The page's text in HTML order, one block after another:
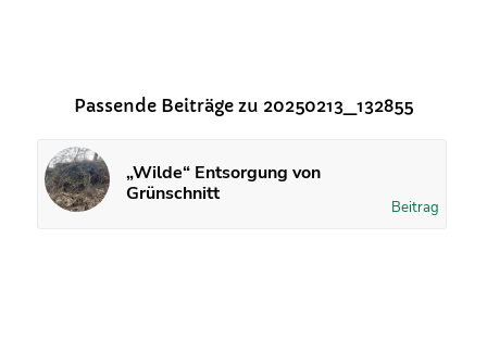
Passende Beiträge zu 20250213_132855
„Wilde“ Entsorgung von
Grünschnitt
Beitrag